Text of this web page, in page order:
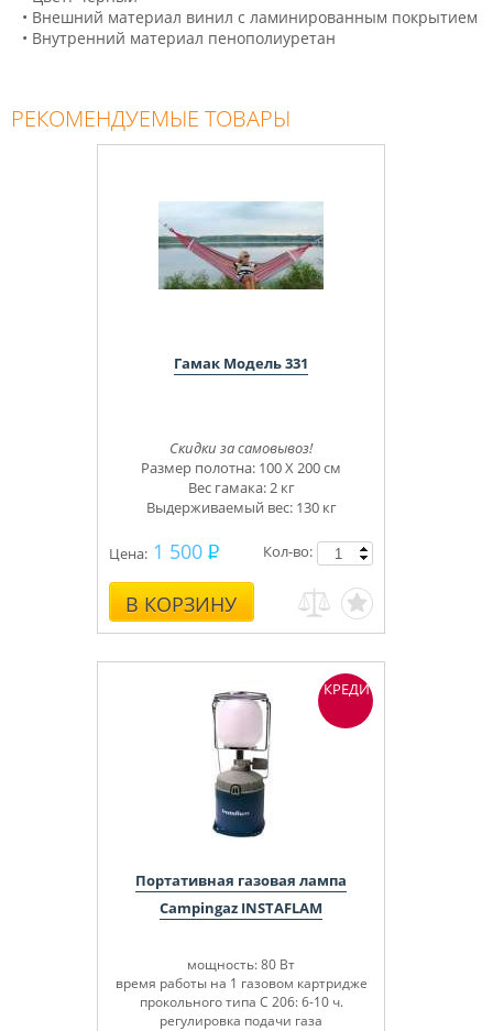
• Внешний материал винил с ламинированным покрытием
• Внутренний материал пенополиуретан
РЕКОМЕНДУЕМЫЕ ТОВАРЫ
Гамак Модель 331
Скидки за самовывоз!
Размер полотна: 100 Х 200 см
Вес гамака: 2 кг
Выдерживаемый вес: 130 кг
Цена: 1 500
В КОРЗИНУ
Кол-во:
Портативная газовая лампа
Campingaz INSTAFLAM
мощность: 80 Вт
время работы на 1 газовом картридже
прокольного типа C 206: 6-10 ч.
регулировка подачи газа
КРЕДИТ